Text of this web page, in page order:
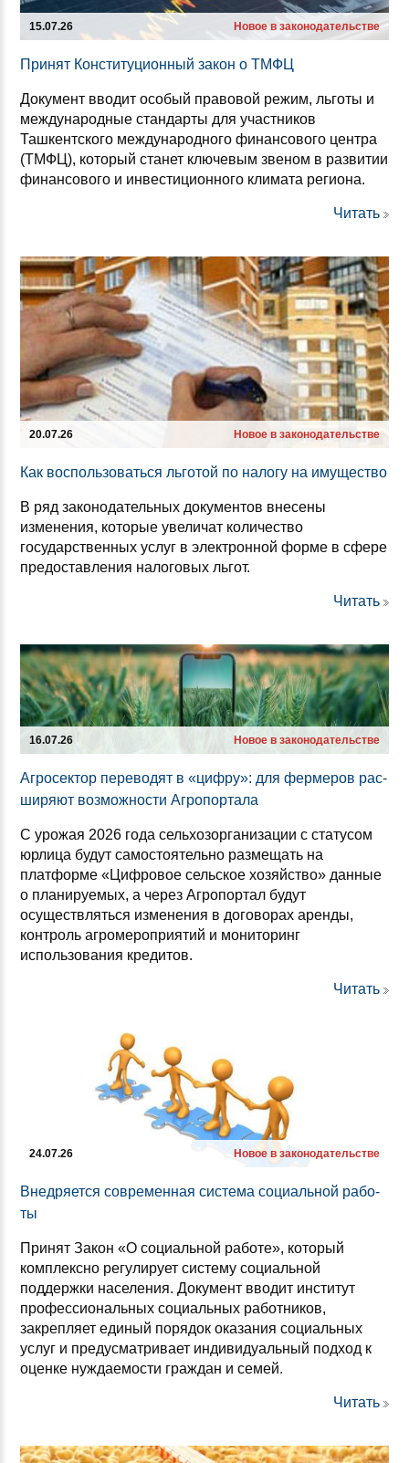
15.07.26 Новое в законодательстве
При­нят Кон­сти­ту­ци­он­ный за­кон о ТМФЦ
Документ вводит особый правовой режим, льготы и
международные стандарты для участников
Ташкентского международного финансового центра
(ТМФЦ), который станет ключевым звеном в развитии
финансового и инвестиционного климата региона.
Читать
20.07.26 Новое в законодательстве
Как вос­поль­зо­ваться ль­го­той по на­ло­гу на иму­щес­тво
В ряд законодательных документов внесены
изменения, которые увеличат количество
государственных услуг в электронной форме в сфере
предоставления налоговых льгот.
Читать
16.07.26 Новое в законодательстве
Аг­ро­сек­тор пе­ре­во­дят в «циф­ру»: для фер­ме­ров рас­
ши­ря­ют воз­мож­нос­ти Аг­ро­пор­та­ла
С урожая 2026 года сельхозорганизации с статусом
юрлица будут самостоятельно размещать на
платформе «Цифровое сельское хозяйство» данные
о планируемых, а через Агропортал будут
осуществляться изменения в договорах аренды,
контроль агромероприятий и мониторинг
использования кредитов.
Читать
24.07.26 Новое в законодательстве
Внед­ря­ет­ся сов­ре­мен­ная сис­те­ма со­ци­аль­ной ра­бо­
ты
Принят Закон «О социальной работе», который
комплексно регулирует систему социальной
поддержки населения. Документ вводит институт
профессиональных социальных работников,
закрепляет единый порядок оказания социальных
услуг и предусматривает индивидуальный подход к
оценке нуждаемости граждан и семей.
Читать